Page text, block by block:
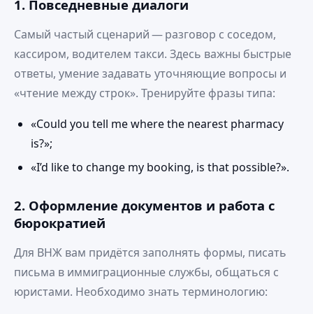
1. Повседневные диалоги
Самый частый сценарий — разговор с соседом,
кассиром, водителем такси. Здесь важны быстрые
ответы, умение задавать уточняющие вопросы и
«чтение между строк». Тренируйте фразы типа:
«Could you tell me where the nearest pharmacy
is?»;
«I’d like to change my booking, is that possible?».
2. Оформление документов и работа с
бюрократией
Для ВНЖ вам придётся заполнять формы, писать
письма в иммиграционные службы, общаться с
юристами. Необходимо знать терминологию: